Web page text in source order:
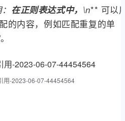
在正则表达式中， \n** 可以
的内容，例如匹配重复的单
。
用-2023-06-07-44454564